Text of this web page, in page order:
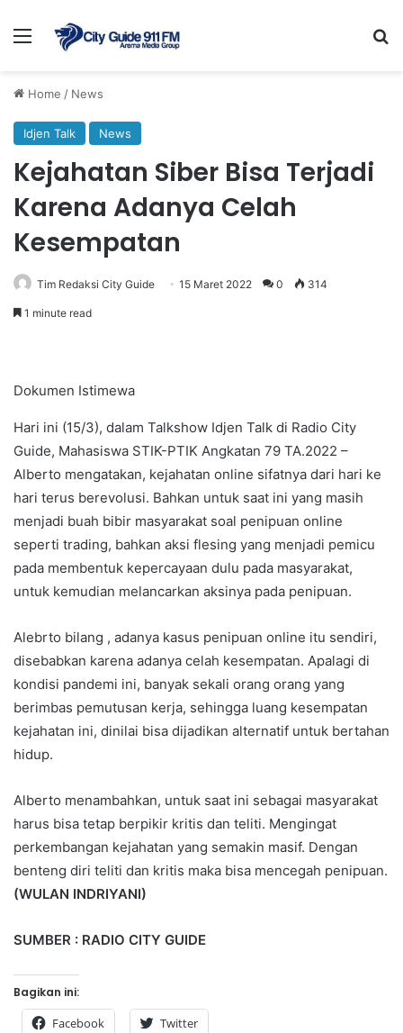
Menu
Home / News
Idjen Talk News
Kejahatan Siber Bisa Terjadi
Karena Adanya Celah
Kesempatan
Tim Redaksi City Guide 15 Maret 2022 0 314
1 minute read
Dokumen Istimewa
Hari ini (15/3), dalam Talkshow Idjen Talk di Radio City
Guide, Mahasiswa STIK-PTIK Angkatan 79 TA.2022 –
Alberto mengatakan, kejahatan online sifatnya dari hari ke
hari terus berevolusi. Bahkan untuk saat ini yang masih
menjadi buah bibir masyarakat soal penipuan online
seperti trading, bahkan aksi flesing yang menjadi pemicu
pada membentuk kepercayaan dulu pada masyarakat,
untuk kemudian melancarkan aksinya pada penipuan.
Alebrto bilang , adanya kasus penipuan online itu sendiri,
disebabkan karena adanya celah kesempatan. Apalagi di
kondisi pandemi ini, banyak sekali orang orang yang
berimbas pemutusan kerja, sehingga luang kesempatan
kejahatan ini, dinilai bisa dijadikan alternatif untuk bertahan
hidup.
Alberto menambahkan, untuk saat ini sebagai masyarakat
harus bisa tetap berpikir kritis dan teliti. Mengingat
perkembangan kejahatan yang semakin masif. Dengan
benteng diri teliti dan kritis maka bisa mencegah penipuan.
(WULAN INDRIYANI)
SUMBER : RADIO CITY GUIDE
Bagikan ini:
Facebook Twitter